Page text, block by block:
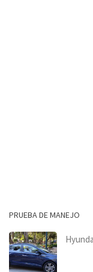
PRUEBA DE MANEJO